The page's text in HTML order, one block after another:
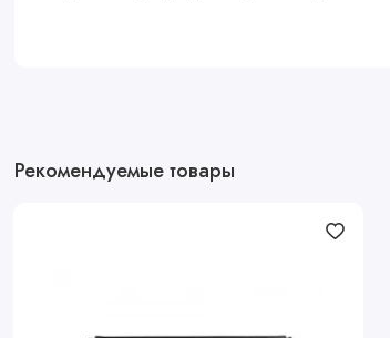
Рекомендуемые товары